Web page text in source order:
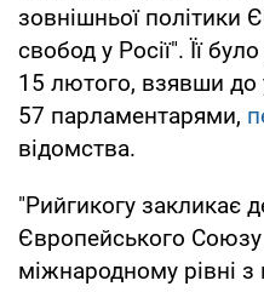
зовнішньої політики
свобод у Росії". Її
15 лютого, взявши до
57 парламентарями,
відомства.
"Рийгикогу закликає
Європейського Союзу
міжнародному рівні